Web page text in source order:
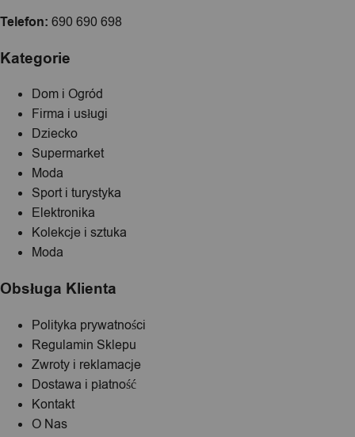
Telefon: 690 690 698
Kategorie
Dom i Ogród
Firma i usługi
Dziecko
Supermarket
Moda
Sport i turystyka
Elektronika
Kolekcje i sztuka
Moda
Obsługa Klienta
Polityka prywatności
Regulamin Sklepu
Zwroty i reklamacje
Dostawa i płatność
Kontakt
O Nas